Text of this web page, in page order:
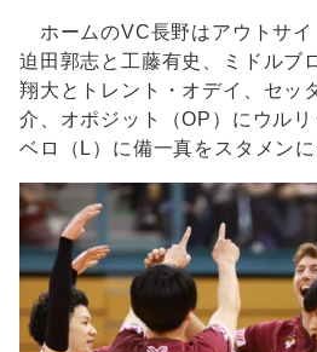
ホームのVC長野はアウトサイ
迫田郭志と工藤有史、ミドルブ
翔大とトレント・オデイ、セッ
介、オポジット（OP）にウル
ベロ（L）に備一真をスタメンに